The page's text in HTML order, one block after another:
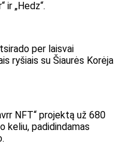
„Hedz“.
per laisvai
ryšiais su Šiaurės Korėja
NFT“ projektą už 680
keliu, padidindamas